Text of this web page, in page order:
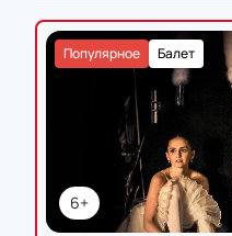
6+
Балет
Популярное